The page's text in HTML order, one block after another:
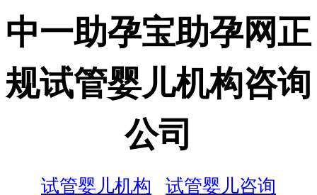
中一助孕宝助孕网正
规试管婴儿机构咨询
公司
试管婴儿机构
试管婴儿咨询